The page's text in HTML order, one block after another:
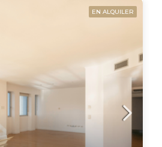
EN ALQUILER